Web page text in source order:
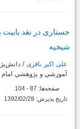
جستاری در نقد بابیت
شیخیه
علی اکبر باقری /
آموزشي و پژوهشي
صفحه‌ها: 87
-
تاریخ پذیرش: 1392/02/28